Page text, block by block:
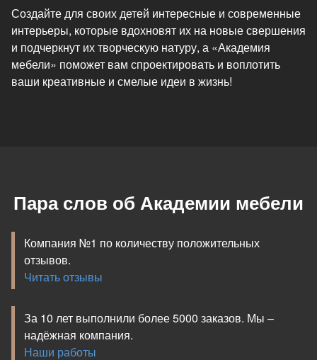
Создайте для своих детей интересные и современные
интерьеры, которые вдохновят их на новые свершения
и подчеркнут их творческую натуру, а «Академия
мебели» поможет вам спроектировать и воплотить
ваши креативные и смелые идеи в жизнь!
Пара слов об Академии мебели
Компания №1 по количеству положительных
отзывов.
Читать отзывы
За 10 лет выполнили более 5000 заказов. Мы –
надёжная компания.
Наши работы